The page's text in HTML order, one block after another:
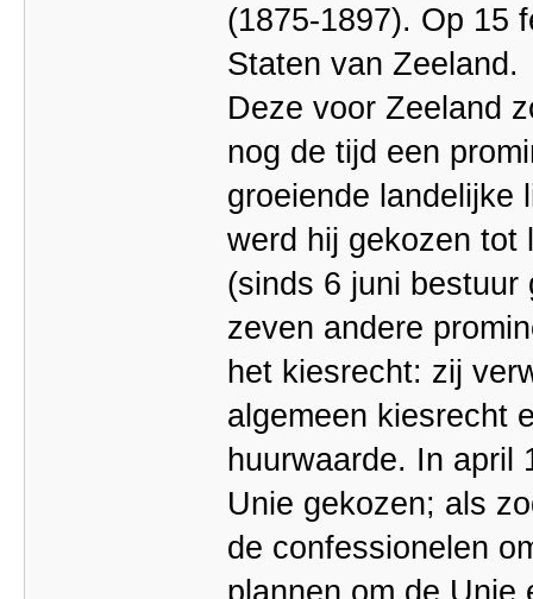
(1875-1897). Op 15
Staten van Zeeland.
Deze voor Zeeland
nog de tijd een
groeiende landelijke
werd hij gekozen tot
(sinds 6 juni bestuur
zeven andere
het kiesrecht: zij
algemeen kiesrecht
huurwaarde. In april
Unie gekozen; als
de confessionelen
plannen om de Unie